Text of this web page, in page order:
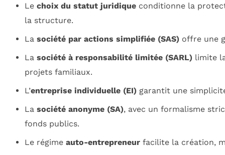
Le choix du statut juridiqueconditionne la
la structure.
La société par actions simplifiée (SAS)offre une
La société à responsabilité limitée (SARL)limite la
projets familiaux.
L’entreprise individuelle (EI)garantit une
La société anonyme (SA), avec un formalisme
fonds publics.
Le régime auto-entrepreneurfacilite la création,